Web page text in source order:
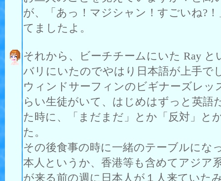
が、「あっ！マジシャン！すごいね?
てましたよ。
それから、ビーチチームにいた Ray
バリにいたのでやはり日本語が上手で
ウィンドサーフィンのビギナーズレ
らい生徒がいて、はじめはずっと英語
た時に、「まだまだ」とか「反対」と
た。
その後食事の時に一緒のテーブルに
本人というか、香港等も含めてアジア
が来る前の週に日本人が１人来ていた